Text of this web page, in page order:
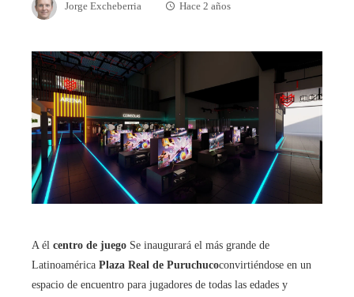
Jorge Excheberria Hace 2 años
A él centro de juego Se inaugurará el más grande de
Latinoamérica Plaza Real de Puruchucoconvirtiéndose en un
espacio de encuentro para jugadores de todas las edades y